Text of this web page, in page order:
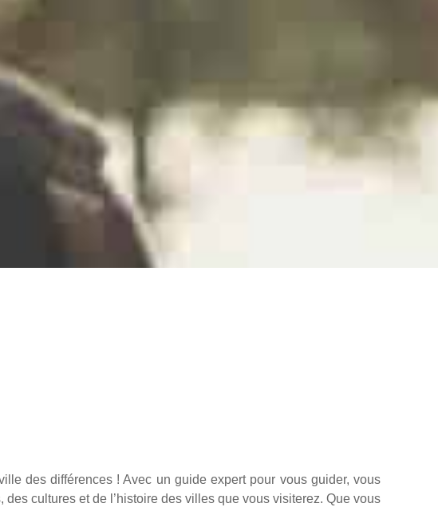
des différences ! Avec un guide expert pour vous guider, vous
cultures et de l’histoire des villes que vous visiterez. Que vous